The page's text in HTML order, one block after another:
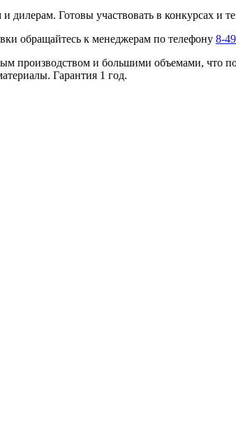
дилерам. Готовы участвовать в конкурсах и
обращайтесь к менеджерам по телефону 8-
и большими объемами, что
Гарантия 1 год.